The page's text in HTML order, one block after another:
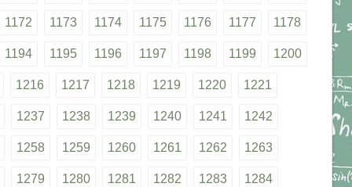
1172 1173 1174 1175 1176 1177 1178
1194 1195 1196 1197 1198 1199 1200
1216 1217 1218 1219 1220 1221
1237 1238 1239 1240 1241 1242
1258 1259 1260 1261 1262 1263
1279 1280 1281 1282 1283 1284